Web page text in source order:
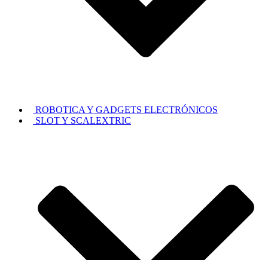
ROBOTICA Y GADGETS ELECTRÓNICOS
SLOT Y SCALEXTRIC